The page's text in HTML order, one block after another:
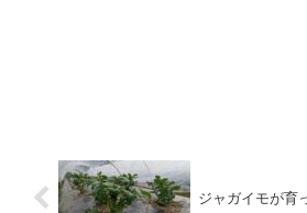
ジャガイモが育